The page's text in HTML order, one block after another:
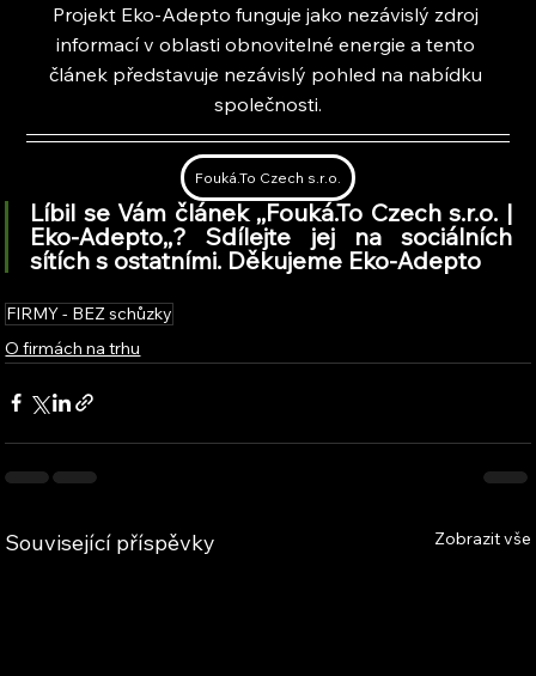
Projekt Eko-Adepto funguje jako nezávislý zdroj
informací v oblasti obnovitelné energie a tento
článek představuje nezávislý pohled na nabídku
společnosti.
Fouká.To Czech s.r.o.
Líbil se Vám článek ,,Fouká.To Czech s.r.o. |
Eko-Adepto,,? Sdílejte jej na sociálních
sítích s ostatními. Děkujeme Eko-Adepto
FIRMY - BEZ schůzky
O firmách na trhu
Související příspěvky Zobrazit vše